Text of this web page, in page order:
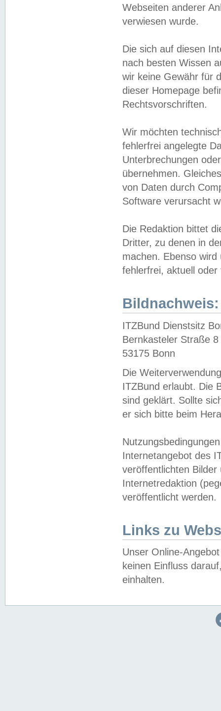
Webseiten anderer
verwiesen wurde.
Die sich auf diesen
nach besten Wissen
wir keine Gewähr für
dieser Homepage
Rechtsvorschriften.
Wir möchten
fehlerfrei angelegte
Unterbrechungen
übernehmen.
von Daten durch
Software verursacht
Die Redaktion bittet
Dritter, zu denen in
machen. Ebenso
fehlerfrei, aktuell oder
Bildnachweis:
ITZBund Dienstsitz
Bernkasteler Straße 8
53175 Bonn
Die
ITZBund erlaubt. Die
sind geklärt. Sollte
er sich bitte beim
Internetangebot des
veröffentlichten
Internetredaktion
veröffentlicht werden.
Links zu
Unser Online-
keinen Einfluss
einhalten.